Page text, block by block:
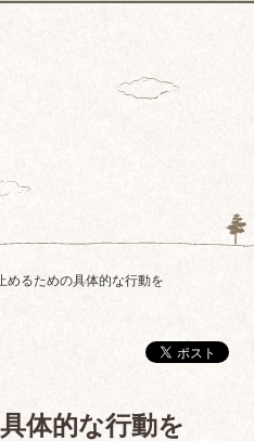
めるための具体的な行動を
体的な行動を